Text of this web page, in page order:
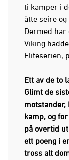
ti kamper i
åtte seire
Dermed har
Viking
Eliteserien,
Ett av de to
Glimt de
kamp, og
på overtid
ett poeng i
tross alt